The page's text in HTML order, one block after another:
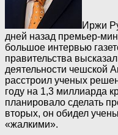
Иржи
дней назад премьер-
большое интервью
правительства
деятельности чешской
расстроил ученых
году на 1,3 миллиарда
планировало сделать
вторых, он обидел
«жалкими».